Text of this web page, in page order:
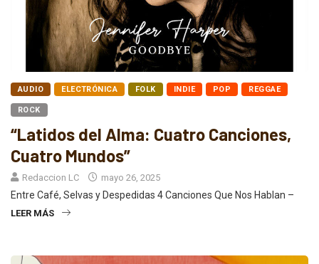
AUDIO ELECTRÓNICA FOLK INDIE POP REGGAE
ROCK
“Latidos del Alma: Cuatro Canciones,
Cuatro Mundos”
Redaccion LC mayo 26, 2025
Entre Café, Selvas y Despedidas 4 Canciones Que Nos Hablan –
LEER MÁS